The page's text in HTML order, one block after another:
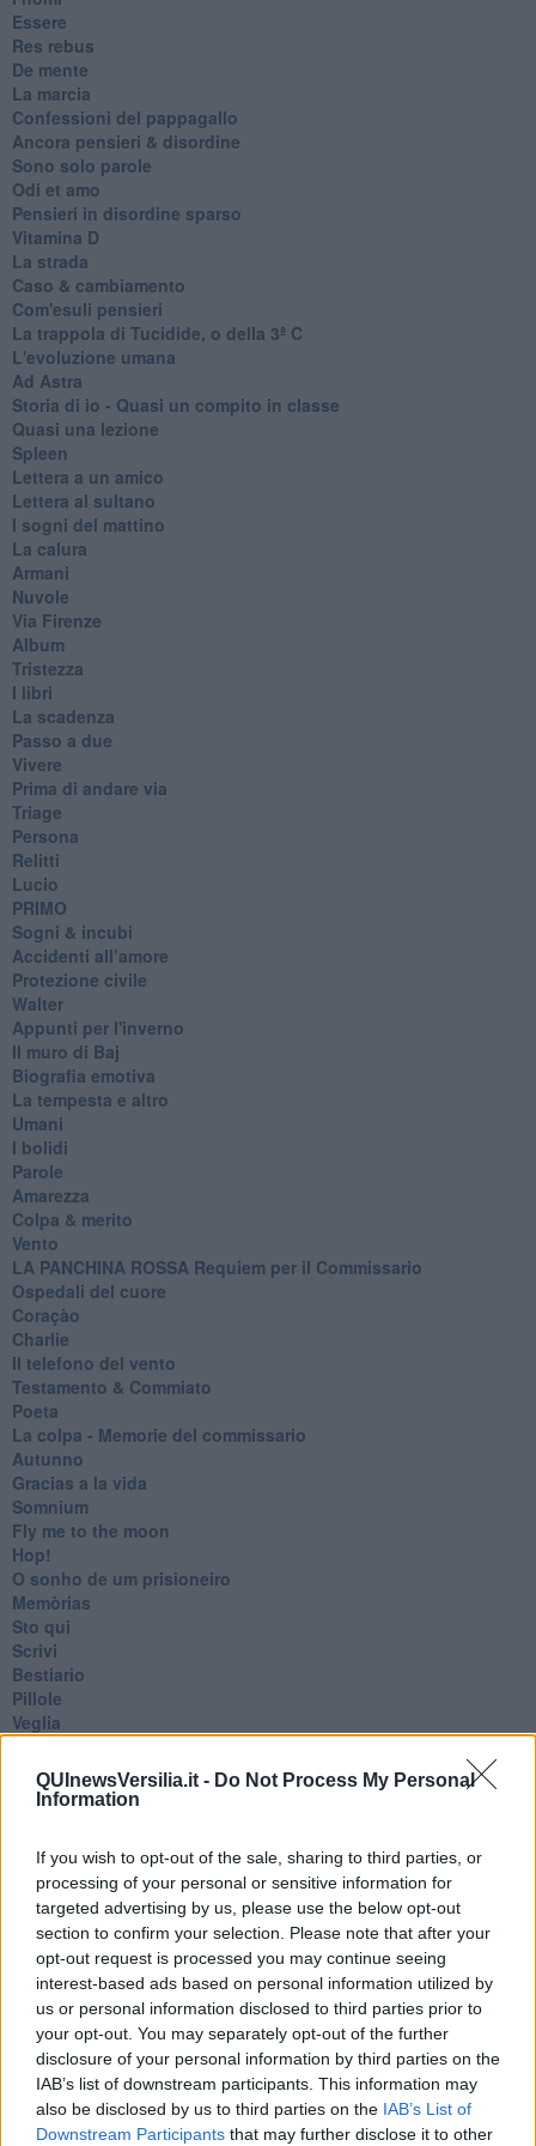
QUInewsVersilia.it - Do Not Process My Personal
Information
If you wish to opt-out of the sale, sharing to third parties, or
processing of your personal or sensitive information for
targeted advertising by us, please use the below opt-out
section to confirm your selection. Please note that after your
opt-out request is processed you may continue seeing
interest-based ads based on personal information utilized by
us or personal information disclosed to third parties prior to
your opt-out. You may separately opt-out of the further
disclosure of your personal information by third parties on the
IAB’s list of downstream participants. This information may
also be disclosed by us to third parties on the IAB’s List of
Downstream Participants that may further disclose it to other
Essere
Res rebus
De mente
La marcia
Confessioni del pappagallo
Ancora pensieri & disordine
Sono solo parole
Odi et amo
Pensieri in disordine sparso
Vitamina D
La strada
Caso & cambiamento
Com'esuli pensieri
La trappola di Tucidide, o della 3ª C
L'evoluzione umana
Ad Astra
Storia di io - Quasi un compito in classe
Quasi una lezione
Spleen
Lettera a un amico
Lettera al sultano
I sogni del mattino
La calura
Armani
Nuvole
Via Firenze
Album
Tristezza
I libri
La scadenza
Passo a due
Vivere
Prima di andare via
Triage
Persona
Relitti
Lucio
PRIMO
Sogni & incubi
Accidenti all’amore
Protezione civile
Walter
Appunti per l'inverno
Il muro di Baj
Biografia emotiva
La tempesta e altro
Umani
I bolidi
Parole
Amarezza
Colpa & merito
Vento
​LA PANCHINA ROSSA Requiem per il Commissario
Ospedali del cuore
Coraçào
Charlie
Il telefono del vento
Testamento & Commiato
Poeta
​La colpa - Memorie del commissario
Autunno
Gracias a la vida
Somnium
Fly me to the moon
Hop!
O sonho de um prisioneiro
Memòrias
Sto qui
Scrivi
Bestiario
Pillole
Veglia
Belle lettere
Silenzio
Le parole
​L’Australiana
Le stelle del jazz
Vita & morte
Auguri
Moro
Passanti
Continuando, la nonna e il carretto
Metaverso smart
Fiamme
Anzi